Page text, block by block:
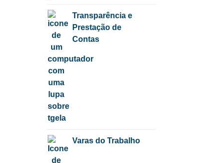
Transparência e
Prestação de
Contas
Varas do Trabalho